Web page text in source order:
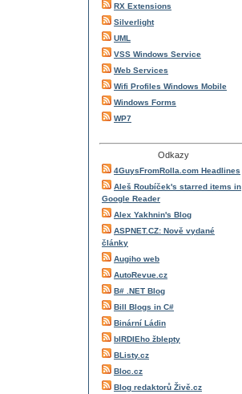
RX Extensions
Silverlight
UML
VSS Windows Service
Web Services
Wifi Profiles Windows Mobile
Windows Forms
WP7
Odkazy
4GuysFromRolla.com Headlines
Aleš Roubíček's starred items in
Google Reader
Alex Yakhnin's Blog
ASPNET.CZ: Nově vydané
články
Augiho web
AutoRevue.cz
B# .NET Blog
Bill Blogs in C#
Binární Ládin
bIRDIEho žblepty
BListy.cz
Bloc.cz
Blog redaktorů Živě.cz